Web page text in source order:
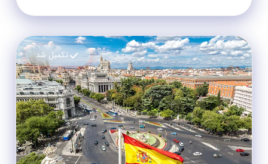
تکمیل شد